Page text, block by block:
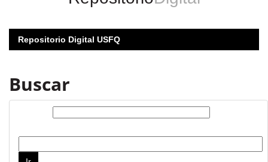
Repositorio Digital USFQ
Buscar